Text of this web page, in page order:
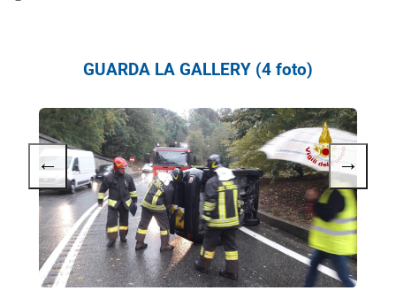
GUARDA LA GALLERY (4 foto)
← →